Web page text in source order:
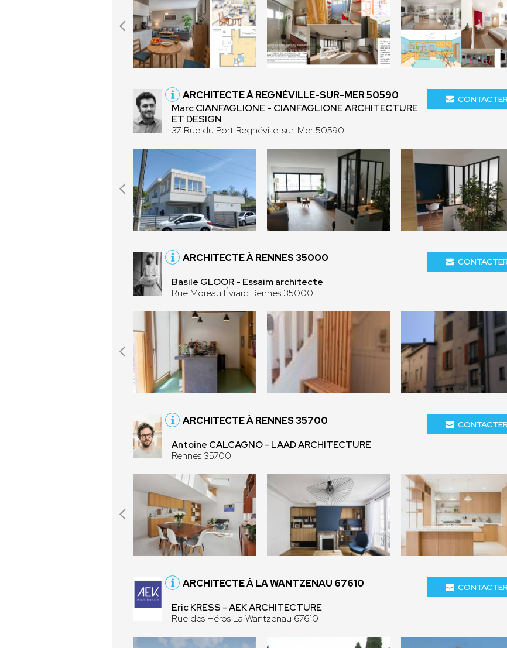
ARCHITECTE À REGNÉVILLE-SUR-MER 50590
Marc CIANFAGLIONE - CIANFAGLIONE ARCHITECTURE
ET DESIGN
37 Rue du Port Regnéville-sur-Mer 50590
CONTACTER
ARCHITECTE À RENNES 35000
Basile GLOOR - Essaim architecte
Rue Moreau Évrard Rennes 35000
CONTACTER
ARCHITECTE À RENNES 35700
Antoine CALCAGNO - LAAD ARCHITECTURE
Rennes 35700
CONTACTER
ARCHITECTE À LA WANTZENAU 67610
Eric KRESS - AEK ARCHITECTURE
Rue des Héros La Wantzenau 67610
CONTACTER